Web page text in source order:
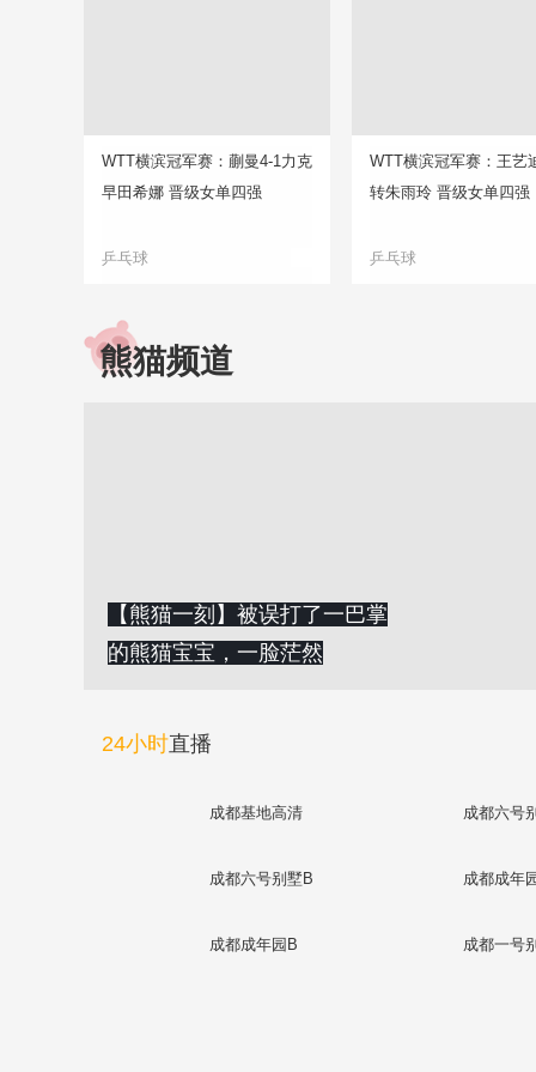
WTT横滨冠军赛：蒯曼4-1力克
早田希娜 晋级女单四强
乒乓球
WTT横滨冠军赛：王艺
转朱雨玲 晋级女单四强
乒乓球
熊猫频道
【熊猫一刻】被误打了一巴掌
的熊猫宝宝，一脸茫然
24小时直播
成都基地高清 成都六号
成都六号别墅B 成都成年
成都成年园B 成都一号